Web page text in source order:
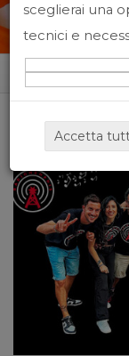
Home
sceglierai una
tecnici e
Accetta